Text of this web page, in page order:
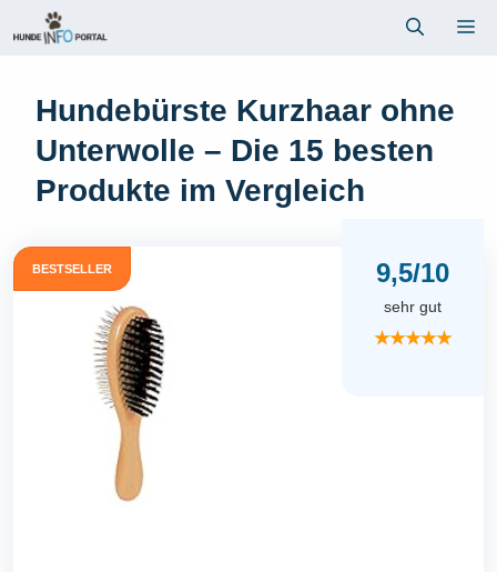
Inhalt
Hundebürste Kurzhaar ohne
Unterwolle – Die 15 besten
Produkte im Vergleich
BESTSELLER 9,5/10
sehr gut
★★★★★